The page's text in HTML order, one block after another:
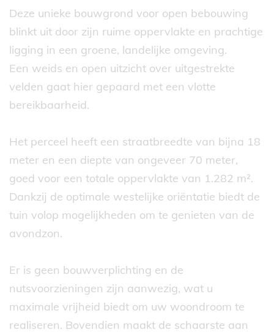
Deze unieke bouwgrond voor open bebouwing
blinkt uit door zijn ruime oppervlakte en prachtige
ligging in een groene, landelijke omgeving.
Een weids en open uitzicht over uitgestrekte
velden gaat hier gepaard met een vlotte
bereikbaarheid.
Het perceel heeft een straatbreedte van bijna 18
meter en een diepte van ongeveer 70 meter,
goed voor een totale oppervlakte van 1.282 m².
Dankzij de optimale westelijke oriëntatie biedt de
tuin volop mogelijkheden om te genieten van de
avondzon.
Er is geen bouwverplichting en de
nutsvoorzieningen zijn aanwezig, wat u
maximale vrijheid biedt om uw woondroom te
realiseren. Bovendien maakt de schaarste aan